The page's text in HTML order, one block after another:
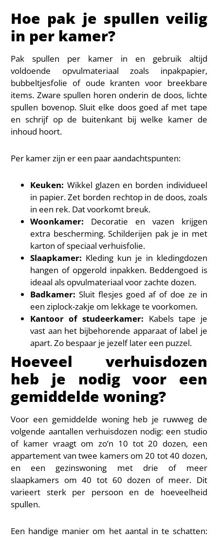
Hoe pak je spullen veilig
in per kamer?
Pak spullen per kamer in en gebruik altijd
voldoende opvulmateriaal zoals inpakpapier,
bubbeltjesfolie of oude kranten voor breekbare
items. Zware spullen horen onderin de doos, lichte
spullen bovenop. Sluit elke doos goed af met tape
en schrijf op de buitenkant bij welke kamer de
inhoud hoort.
Per kamer zijn er een paar aandachtspunten:
Keuken: Wikkel glazen en borden individueel
in papier. Zet borden rechtop in de doos, zoals
in een rek. Dat voorkomt breuk.
Woonkamer: Decoratie en vazen krijgen
extra bescherming. Schilderijen pak je in met
karton of speciaal verhuisfolie.
Slaapkamer: Kleding kun je in kledingdozen
hangen of opgerold inpakken. Beddengoed is
ideaal als opvulmateriaal voor zachte dozen.
Badkamer: Sluit flesjes goed af of doe ze in
een ziplock-zakje om lekkage te voorkomen.
Kantoor of studeerkamer: Kabels tape je
vast aan het bijbehorende apparaat of label je
apart. Zo bespaar je jezelf later een puzzel.
Hoeveel verhuisdozen
heb je nodig voor een
gemiddelde woning?
Voor een gemiddelde woning heb je ruwweg de
volgende aantallen verhuisdozen nodig: een studio
of kamer vraagt om zo’n 10 tot 20 dozen, een
appartement van twee kamers om 20 tot 40 dozen,
en een gezinswoning met drie of meer
slaapkamers om 40 tot 60 dozen of meer. Dit
varieert sterk per persoon en de hoeveelheid
spullen.
Een handige manier om het aantal in te schatten: